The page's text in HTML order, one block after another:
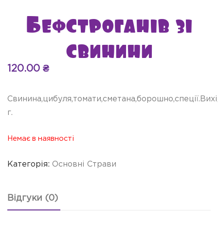
Бефстроганів зі
свинини
120.00 ₴
г.
Немає в наявності
Категорія: Основні Страви
Відгуки (0)